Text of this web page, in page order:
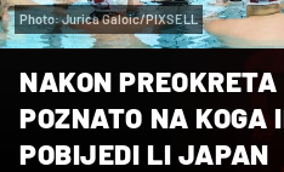
Photo: Jurica Galoic/PIXSELL
NAKON
POZNATO NA KOGA
POBIJEDI LI JAPAN